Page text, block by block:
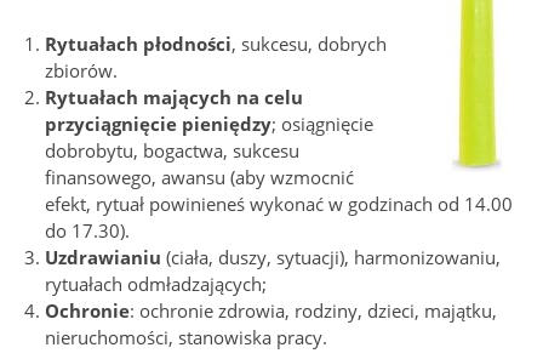
Rytuałach płodności, sukcesu, dobrych
zbiorów.
Rytuałach mających na celu
przyciągnięcie pieniędzy; osiągnięcie
dobrobytu, bogactwa, sukcesu
finansowego, awansu (aby wzmocnić
efekt, rytuał powinieneś wykonać w godzinach od 14.00
do 17.30).
Uzdrawianiu (ciała, duszy, sytuacji), harmonizowaniu,
rytuałach odmładzających;
Ochronie: ochronie zdrowia, rodziny, dzieci, majątku,
nieruchomości, stanowiska pracy.